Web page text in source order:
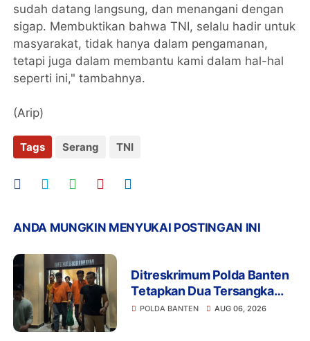
sudah datang langsung, dan menangani dengan
sigap. Membuktikan bahwa TNI, selalu hadir untuk
masyarakat, tidak hanya dalam pengamanan,
tetapi juga dalam membantu kami dalam hal-hal
seperti ini," tambahnya.
(Arip)
Tags Serang TNI
ANDA MUNGKIN MENYUKAI POSTINGAN INI
Ditreskrimum Polda Banten
Tetapkan Dua Tersangka
Kasus Aksi Anarkis dan
POLDA BANTEN AUG 06, 2026